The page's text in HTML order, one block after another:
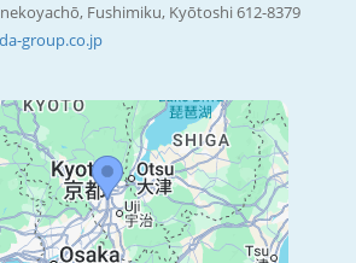
Fushimiku, Kyōtoshi 612-8379
group.co.jp